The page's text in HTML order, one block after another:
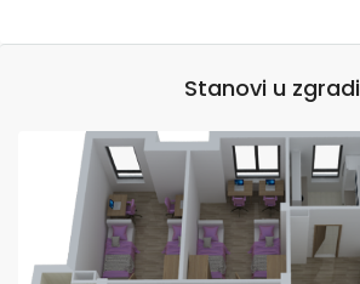
Stanovi u zgradi